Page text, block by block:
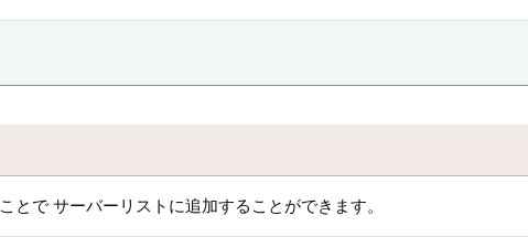
で サーバーリストに追加することができます。